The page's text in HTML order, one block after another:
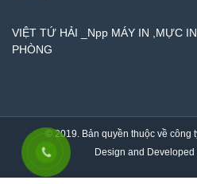
VIỆT TỨ HẢI _Npp MÁY IN ,MỰC
PHÒNG
© 2019. Bản quyền thuộc về công
Design and Developed